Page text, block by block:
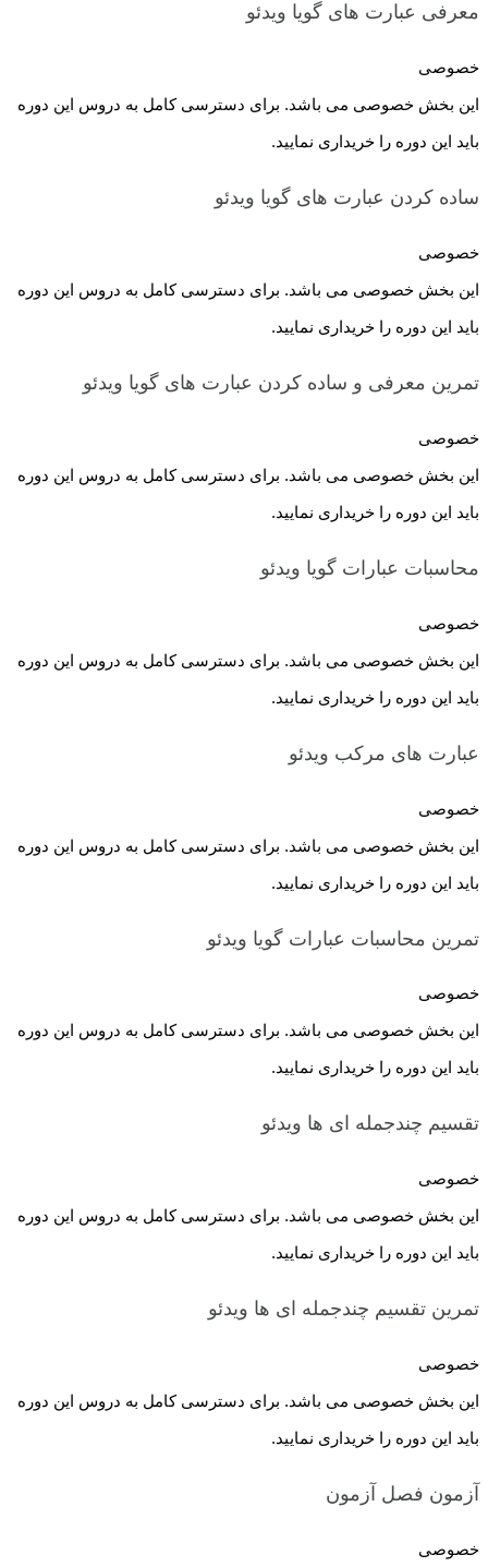
معرفی عبارت های گویا ویدئو
خصوصی
این بخش خصوصی می باشد. برای دسترسی کامل به دروس این دوره
باید این دوره را خریداری نمایید.
ساده کردن عبارت های گویا ویدئو
خصوصی
این بخش خصوصی می باشد. برای دسترسی کامل به دروس این دوره
باید این دوره را خریداری نمایید.
تمرین معرفی و ساده کردن عبارت های گویا ویدئو
خصوصی
این بخش خصوصی می باشد. برای دسترسی کامل به دروس این دوره
باید این دوره را خریداری نمایید.
محاسبات عبارات گویا ویدئو
خصوصی
این بخش خصوصی می باشد. برای دسترسی کامل به دروس این دوره
باید این دوره را خریداری نمایید.
عبارت های مرکب ویدئو
خصوصی
این بخش خصوصی می باشد. برای دسترسی کامل به دروس این دوره
باید این دوره را خریداری نمایید.
تمرین محاسبات عبارات گویا ویدئو
خصوصی
این بخش خصوصی می باشد. برای دسترسی کامل به دروس این دوره
باید این دوره را خریداری نمایید.
تقسیم چندجمله ای ها ویدئو
خصوصی
این بخش خصوصی می باشد. برای دسترسی کامل به دروس این دوره
باید این دوره را خریداری نمایید.
تمرین تقسیم چندجمله ای ها ویدئو
خصوصی
این بخش خصوصی می باشد. برای دسترسی کامل به دروس این دوره
باید این دوره را خریداری نمایید.
آزمون فصل آزمون
خصوصی